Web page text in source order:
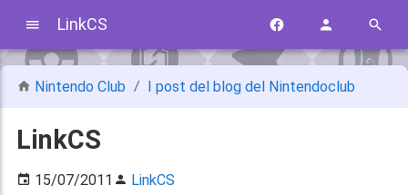
LinkCS
Nintendo Club I post del blog del Nintendoclub
LinkCS
15/07/2011 LinkCS